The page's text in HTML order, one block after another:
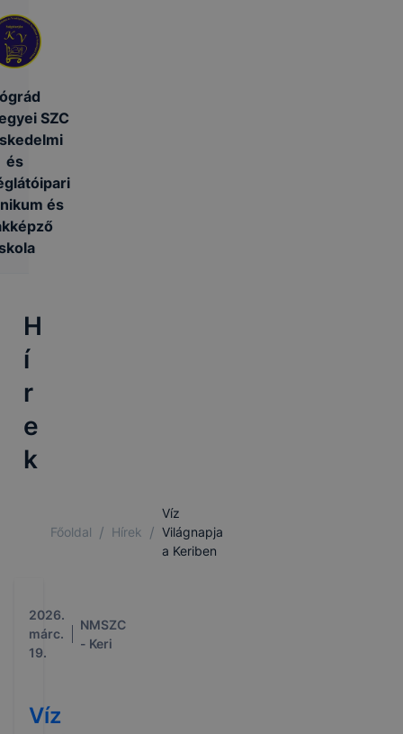
SZC
és
és
H
í
r
e
k
Főoldal / Hírek /
Víz
Világnapja
a Keriben
2026.
márc.
19.
NMSZC
- Keri
Víz